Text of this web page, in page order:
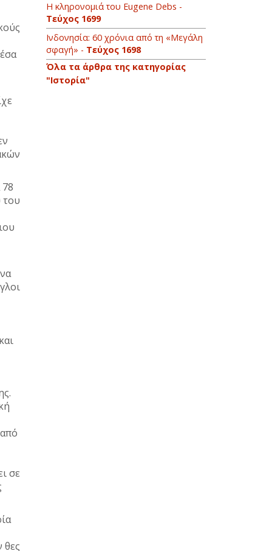
του
σε
θες
Η κληρονομιά του Eugene Debs -
Τεύχος 1699
Ινδονησία: 60 χρόνια από τη «Μεγάλη
σφαγή» - Τεύχος 1698
Όλα τα άρθρα της κατηγορίας
"Ιστορία"